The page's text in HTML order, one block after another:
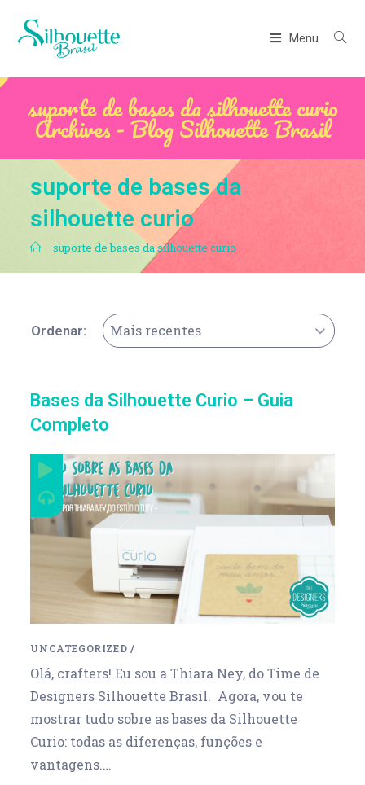
Menu
suporte de bases da silhouette curio
Archives - Blog Silhouette Brasil
suporte de bases da
silhouette curio
. suporte de bases da silhouette curio
Ordenar: Mais recentes
Bases da Silhouette Curio – Guia
Completo
UNCATEGORIZED /
Olá, crafters! Eu sou a Thiara Ney, do Time de
Designers Silhouette Brasil. Agora, vou te
mostrar tudo sobre as bases da Silhouette
Curio: todas as diferenças, funções e
vantagens.…